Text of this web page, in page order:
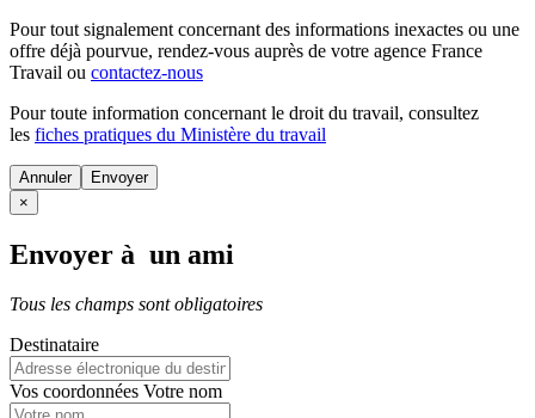
Pour tout signalement concernant des informations inexactes ou une
offre déjà pourvue, rendez-vous auprès de votre agence France
Travail ou contactez-nous
Pour toute information concernant le droit du travail, consultez
les fiches pratiques du Ministère du travail
Annuler
×
Envoyer à un ami
Tous les champs sont obligatoires
Destinataire
Vos coordonnées Votre nom